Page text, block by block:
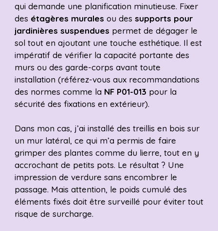
qui demande une planification minutieuse. Fixer
des étagères murales ou des supports pour
jardinières suspendues permet de dégager le
sol tout en ajoutant une touche esthétique. Il est
impératif de vérifier la capacité portante des
murs ou des garde-corps avant toute
installation (référez-vous aux recommandations
des normes comme la NF P01-013 pour la
sécurité des fixations en extérieur).
Dans mon cas, j’ai installé des treillis en bois sur
un mur latéral, ce qui m’a permis de faire
grimper des plantes comme du lierre, tout en y
accrochant de petits pots. Le résultat ? Une
impression de verdure sans encombrer le
passage. Mais attention, le poids cumulé des
éléments fixés doit être surveillé pour éviter tout
risque de surcharge.